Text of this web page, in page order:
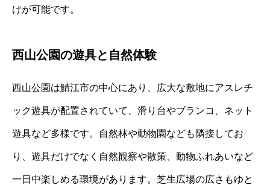
けが可能です。
西山公園の遊具と自然体験
西山公園は鯖江市の中心にあり、広大な敷地にアスレチ
ック遊具が配置されていて、滑り台やブランコ、ネット
遊具など多様です。自然林や動物園なども隣接してお
り、遊具だけでなく自然観察や散策、動物ふれあいなど
一日中楽しめる環境があります。芝生広場の広さもゆと